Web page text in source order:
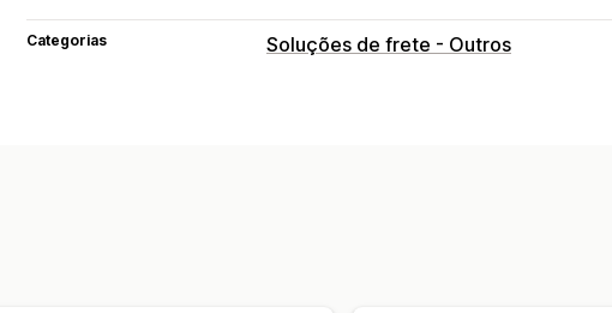
Categorias Soluções de frete - Outros